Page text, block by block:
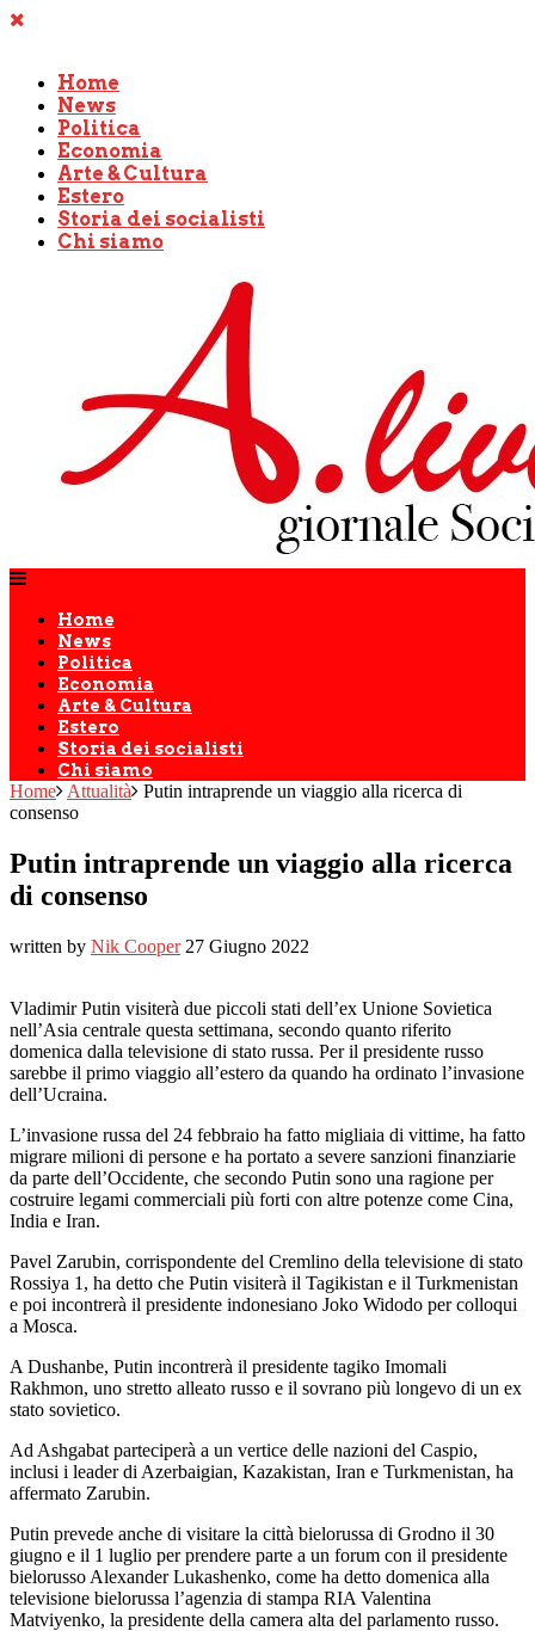
Home
News
Politica
Economia
Arte & Cultura
Estero
Storia dei socialisti
Chi siamo
Home
News
Politica
Economia
Arte & Cultura
Estero
Storia dei socialisti
Chi siamo
Home Attualità
Putin intraprende un viaggio alla ricerca di
consenso
Putin intraprende un viaggio alla ricerca
di consenso
written by Nik Cooper 27 Giugno 2022
Vladimir Putin visiterà due piccoli stati dell’ex Unione Sovietica
nell’Asia centrale questa settimana, secondo quanto riferito
domenica dalla televisione di stato russa. Per il presidente russo
sarebbe il primo viaggio all’estero da quando ha ordinato l’invasione
dell’Ucraina.
L’invasione russa del 24 febbraio ha fatto migliaia di vittime, ha fatto
migrare milioni di persone e ha portato a severe sanzioni finanziarie
da parte dell’Occidente, che secondo Putin sono una ragione per
costruire legami commerciali più forti con altre potenze come Cina,
India e Iran.
Pavel Zarubin, corrispondente del Cremlino della televisione di stato
Rossiya 1, ha detto che Putin visiterà il Tagikistan e il Turkmenistan
e poi incontrerà il presidente indonesiano Joko Widodo per colloqui
a Mosca.
A Dushanbe, Putin incontrerà il presidente tagiko Imomali
Rakhmon, uno stretto alleato russo e il sovrano più longevo di un ex
stato sovietico.
Ad Ashgabat parteciperà a un vertice delle nazioni del Caspio,
inclusi i leader di Azerbaigian, Kazakistan, Iran e Turkmenistan, ha
affermato Zarubin.
Putin prevede anche di visitare la città bielorussa di Grodno il 30
giugno e il 1 luglio per prendere parte a un forum con il presidente
bielorusso Alexander Lukashenko, come ha detto domenica alla
televisione bielorussa l’agenzia di stampa RIA Valentina
Matviyenko, la presidente della camera alta del parlamento russo.